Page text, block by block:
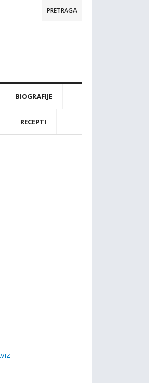
PRETRAGA
BIOGRAFIJE
RECEPTI